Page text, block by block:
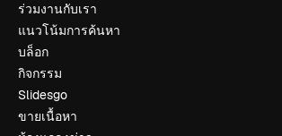
ร่วมงานกับเรา
แนวโน้มการค้นหา
บล็อก
กิจกรรม
Slidesgo
ขายเนื้อหา